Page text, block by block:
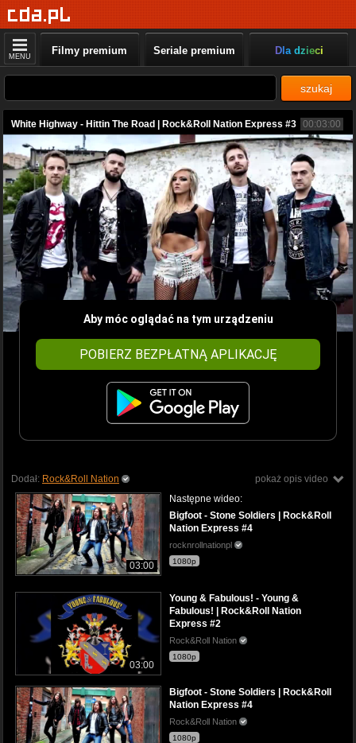
MENU Filmy premium Seriale premium Dla dzieci
szukaj
White Highway - Hittin The Road | Rock&Roll Nation Express #3 00:03:00
Aby móc oglądać na tym urządzeniu
POBIERZ BEZPŁATNĄ APLIKACJĘ
pokaż opis video
Dodał: Rock&Roll Nation
03:00
Następne wideo:
Bigfoot - Stone Soldiers | Rock&Roll
Nation Express #4
rocknrollnationpl
1080p
03:00
Young & Fabulous! - Young &
Fabulous! | Rock&Roll Nation
Express #2
Rock&Roll Nation
1080p
Bigfoot - Stone Soldiers | Rock&Roll
Nation Express #4
Rock&Roll Nation
1080p